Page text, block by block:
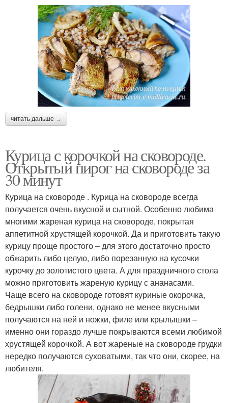
читать дальше →
Курица с корочкой на сковороде.
Открытый пирог на сковороде за
30 минут
Курица на сковороде . Курица на сковороде всегда
получается очень вкусной и сытной. Особенно любима
многими жареная курица на сковороде, покрытая
аппетитной хрустящей корочкой. Да и приготовить такую
курицу проще простого – для этого достаточно просто
обжарить либо целую, либо порезанную на кусочки
курочку до золотистого цвета. А для праздничного стола
можно приготовить жареную курицу с ананасами.
Чаще всего на сковороде готовят куриные окорочка,
бедрышки либо голени, однако не менее вкусными
получаются на ней и ножки, филе или крылышки –
именно они гораздо лучше покрываются всеми любимой
хрустящей корочкой. А вот жареные на сковороде грудки
нередко получаются суховатыми, так что они, скорее, на
любителя.